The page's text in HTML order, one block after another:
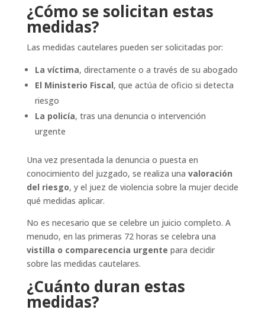
¿Cómo se solicitan estas
medidas?
Las medidas cautelares pueden ser solicitadas por:
La víctima, directamente o a través de su abogado
El Ministerio Fiscal, que actúa de oficio si detecta
riesgo
La policía, tras una denuncia o intervención
urgente
Una vez presentada la denuncia o puesta en
conocimiento del juzgado, se realiza una valoración
del riesgo, y el juez de violencia sobre la mujer decide
qué medidas aplicar.
No es necesario que se celebre un juicio completo. A
menudo, en las primeras 72 horas se celebra una
vistilla o comparecencia urgente para decidir
sobre las medidas cautelares.
¿Cuánto duran estas
medidas?